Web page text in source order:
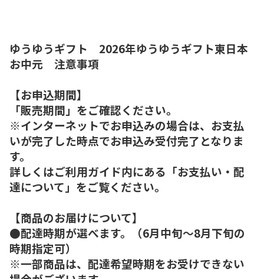
ゆうゆうギフト 2026年ゆうゆうギフト東日本
お中元 注意事項
【お申込期間】
「販売期間」をご確認ください。
※インターネットでお申込みの場合は、お支払
いが完了した時点でお申込み受付完了となりま
す。
詳しくはご利用ガイド内にある「お支払い・配
達について」をご覧ください。
【商品のお届けについて】
●配達時期が選べます。（6月中旬～8月下旬の
時期指定可）
※一部商品は、配達希望時期をお受けできない